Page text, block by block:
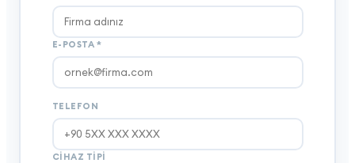
E-POSTA *
TELEFON
CIHAZ TIPI